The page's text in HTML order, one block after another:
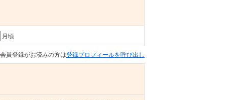
月頃
会員登録がお済みの方は登録プロフィールを呼び出し